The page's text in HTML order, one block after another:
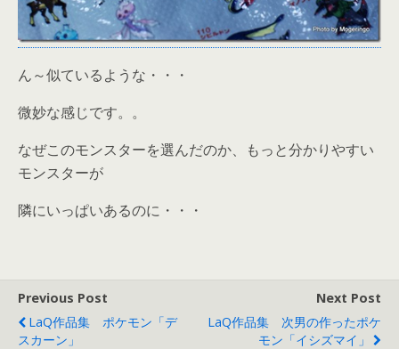
ん～似ているような・・・
微妙な感じです。。
なぜこのモンスターを選んだのか、もっと分かりやすい
モンスターが
隣にいっぱいあるのに・・・
Previous Post
LaQ作品集 ポケモン「デ
スカーン」
Next Post
LaQ作品集 次男の作ったポケ
モン「イシズマイ」